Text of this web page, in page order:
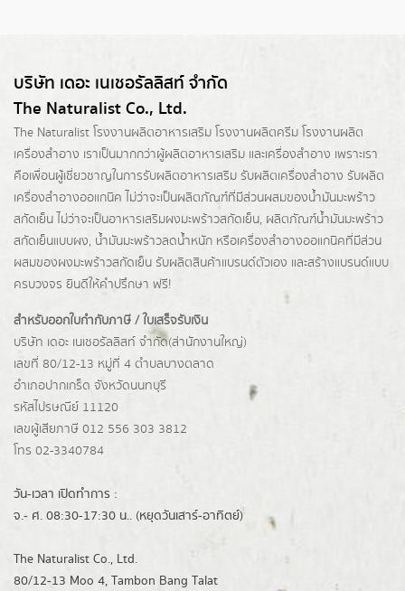
บริษัท เดอะ เนเชอรัลลิสท์ จำกัด
The Naturalist Co., Ltd.
The Naturalist โรงงานผลิตอาหารเสริม โรงงานผลิตครีม โรงงานผลิต
เครื่องสำอาง เราเป็นมากกว่าผู้ผลิตอาหารเสริม และเครื่องสำอาง เพราะเรา
คือเพื่อนผู้เชี่ยวชาญในการรับผลิตอาหารเสริม รับผลิตเครื่องสำอาง รับผลิต
เครื่องสำอางออแกนิค ไม่ว่าจะเป็นผลิตภัณฑ์ที่มีส่วนผสมของน้ำมันมะพร้าว
สกัดเย็น ไม่ว่าจะเป็นอาหารเสริมผงมะพร้าวสกัดเย็น, ผลิตภัณฑ์น้ำมันมะพร้าว
สกัดเย็นแบบผง, น้ำมันมะพร้าวลดน้ำหนัก หรือเครื่องสำอางออแกนิคที่มีส่วน
ผสมของผงมะพร้าวสกัดเย็น รับผลิตสินค้าแบรนด์ตัวเอง และสร้างแบรนด์แบบ
ครบวงจร ยินดีให้คำปรึกษา ฟรี!
สำหรับออกใบกำกับภาษี / ใบเสร็จรับเงิน
บริษัท เดอะ เนเชอรัลลิสท์ จำกัด(ส่านักงานใหญ่)
เลขที่ 80/12-13 หมู่ที่ 4 ตำบลบางตลาด
อำเภอปากเกร็ด จังหวัดนนทบุรี
รหัสไปรษณีย์ 11120
เลขผู้เสียภาษี 012 556 303 3812
โทร 02-3340784
วัน-เวลา เปิดทำการ :
จ.- ศ. 08:30-17:30 น.. (หยุดวันเสาร์-อาทิตย์)
The Naturalist Co., Ltd.
80/12-13 Moo 4, Tambon Bang Talat